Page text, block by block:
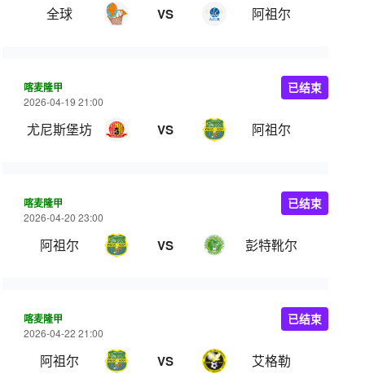
全球 VS 阿祖尔
喀麦隆甲
2026-04-19 21:00
尤尼斯堡坊 VS 阿祖尔
已结束
喀麦隆甲
2026-04-20 23:00
阿祖尔 VS 彭特靴尔
已结束
喀麦隆甲
2026-04-22 21:00
阿祖尔 VS 艾格勒
已结束